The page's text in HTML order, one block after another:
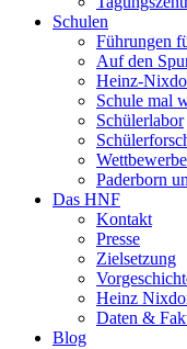
Schulen
Führungen
Auf den
Heinz-
Schule mal
Schülerlabor
Wettbewerbe
Paderborn
Das HNF
Kontakt
Presse
Zielsetzung
Heinz
Daten &
Blog